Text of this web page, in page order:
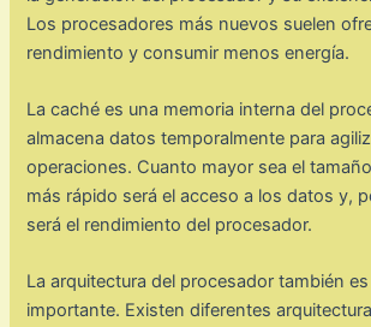
Los procesadores más nuevos suelen
rendimiento y consumir menos energía.
La caché es una memoria interna del
almacena datos temporalmente para
operaciones. Cuanto mayor sea el
más rápido será el acceso a los datos y,
será el rendimiento del procesador.
La arquitectura del procesador también
importante. Existen diferentes